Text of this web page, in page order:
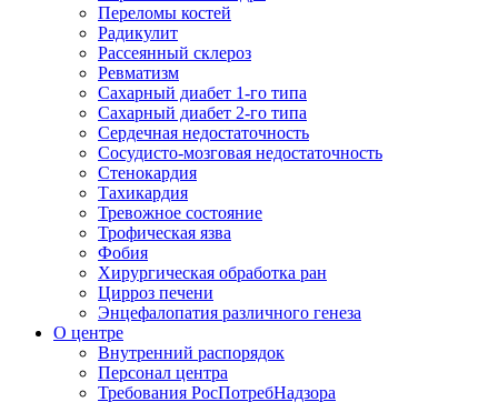
Переломы костей
Радикулит
Рассеянный склероз
Ревматизм
Сахарный диабет 1-го типа
Сахарный диабет 2-го типа
Сердечная недостаточность
Сосудисто-мозговая недостаточность
Стенокардия
Тахикардия
Тревожное состояние
Трофическая язва
Фобия
Хирургическая обработка ран
Цирроз печени
Энцефалопатия различного генеза
О центре
Внутренний распорядок
Персонал центра
Требования РосПотребНадзора